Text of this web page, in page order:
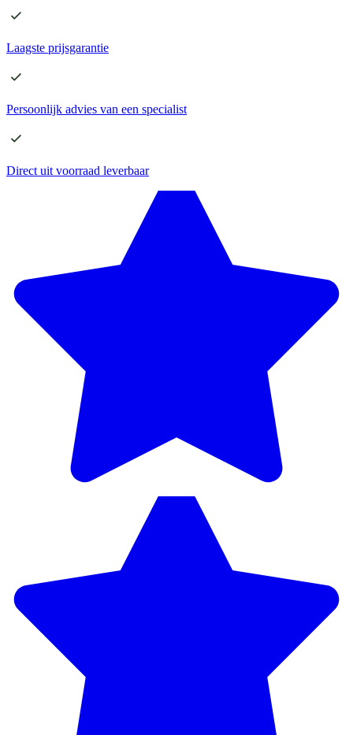
Laagste prijsgarantie
Persoonlijk advies van een specialist
Direct uit voorraad leverbaar